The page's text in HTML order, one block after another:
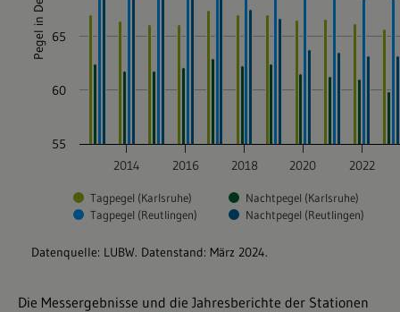
Die Messergebnisse und die Jahresberichte der Stationen